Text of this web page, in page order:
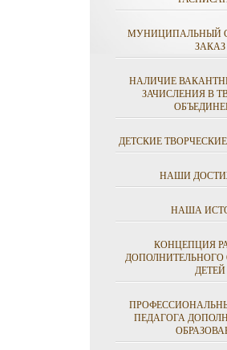
МУНИЦИПАЛЬНЫЙ
ЗАКАЗ
НАЛИЧИЕ
ЗАЧИСЛЕНИЯ В
ДЕТСКИЕ
НАШИ
НАША
КОНЦЕПЦИЯ
ДОПОЛНИТЕЛЬНОГО
ДЕТЕЙ
ПЕДАГОГА